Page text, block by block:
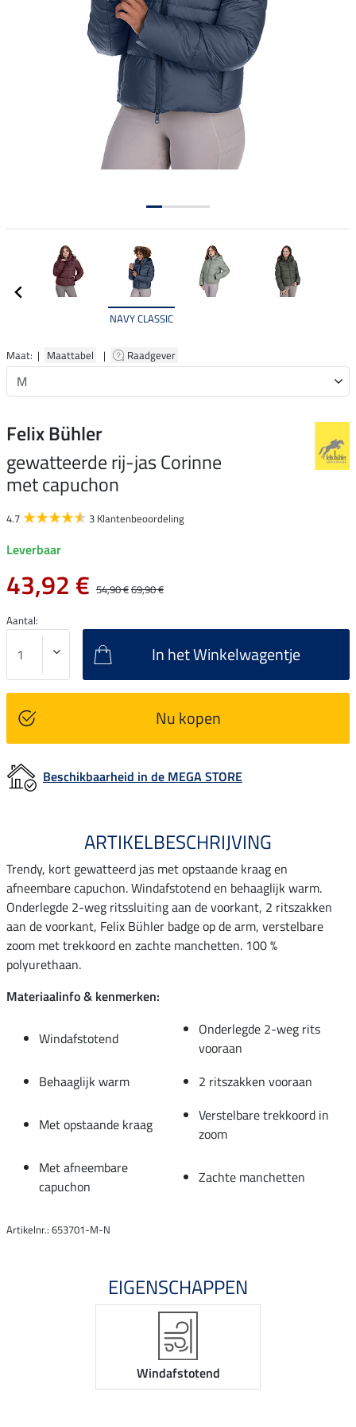
NAVY CLASSIC
Maat: | Maattabel | Raadgever
Felix Bühler
gewatteerde rij-jas Corinne
met capuchon
4.7 3 Klantenbeoordeling
Leverbaar
43,92 € 54,90 €69,90 €
Aantal:
In het Winkelwagentje
Nu kopen
Beschikbaarheid in de MEGA STORE
ARTIKELBESCHRIJVING
Trendy, kort gewatteerd jas met opstaande kraag en
afneembare capuchon. Windafstotend en behaaglijk warm.
Onderlegde 2-weg ritssluiting aan de voorkant, 2 ritszakken
aan de voorkant, Felix Bühler badge op de arm, verstelbare
zoom met trekkoord en zachte manchetten. 100 %
polyurethaan.
Materiaalinfo & kenmerken:
Windafstotend
Onderlegde 2-weg rits
vooraan
Behaaglijk warm
2 ritszakken vooraan
Met opstaande kraag
Verstelbare trekkoord in
zoom
Met afneembare
capuchon
Zachte manchetten
Artikelnr.: 653701-M-N
EIGENSCHAPPEN
Windafstotend